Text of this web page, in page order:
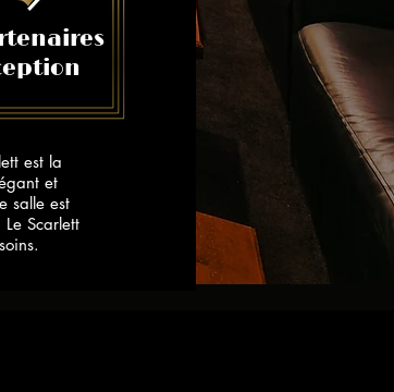
est la
et
salle est
Scarlett